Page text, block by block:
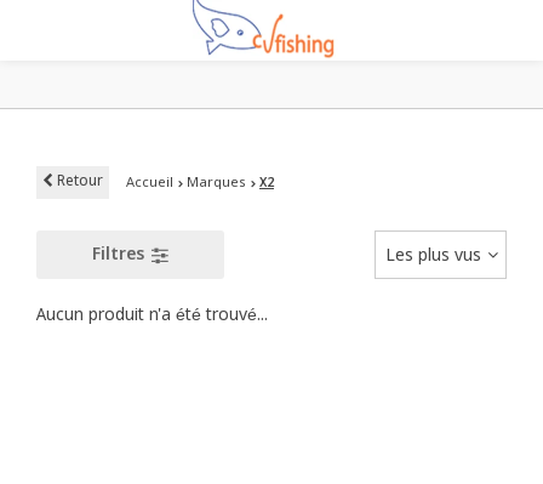
Retour Accueil Marques X2
Filtres Les plus vus
Aucun produit n'a été trouvé...